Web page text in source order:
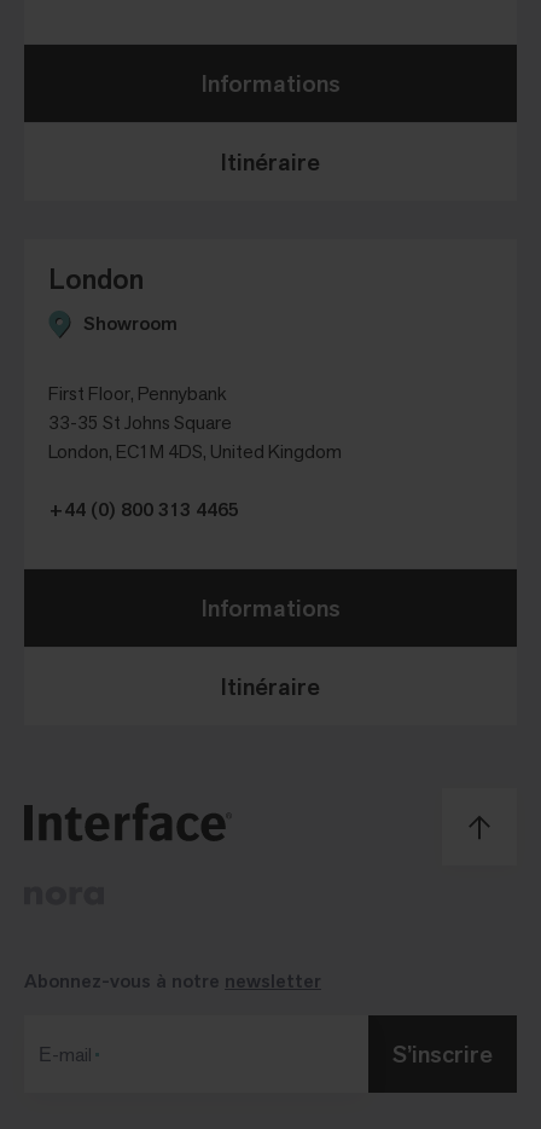
Informations
Itinéraire
London
Showroom
First Floor, Pennybank
33-35 St Johns Square
London, EC1M 4DS, United Kingdom
+44 (0) 800 313 4465
Informations
Itinéraire
Abonnez-vous à notre newsletter
Е-mail S’inscrire